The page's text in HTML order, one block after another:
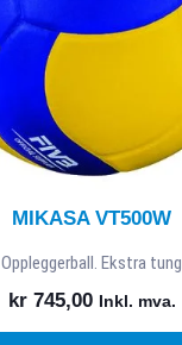
MIKASA VT500W
Oppleggerball. Ekstra tung
kr745,00 Inkl. mva.